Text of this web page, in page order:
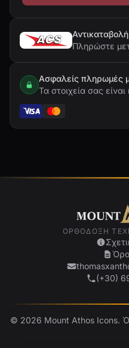
Πληρώστε
Ασφαλείς πληρωμές
Τα στοιχεία σας
ΟΡΘΌΔΟΞΗ
(+30)
© 2026 Mount Athos Icons.